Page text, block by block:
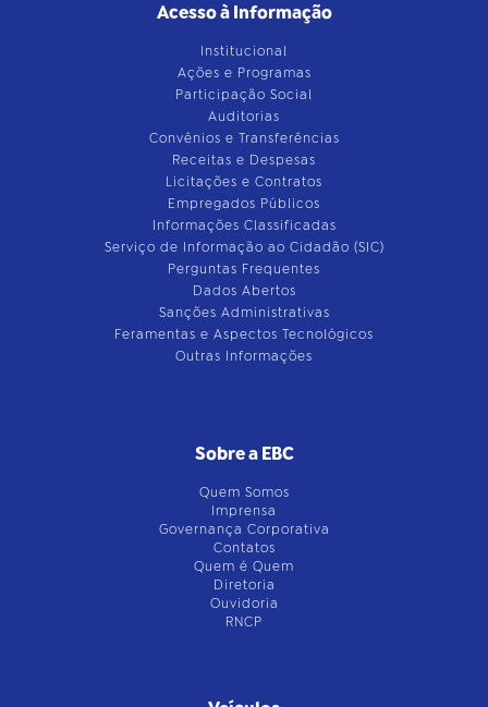
Acesso à Informação
Institucional
Ações e Programas
Participação Social
Auditorias
Convênios e Transferências
Receitas e Despesas
Licitações e Contratos
Empregados Públicos
Informações Classificadas
Serviço de Informação ao Cidadão (SIC)
Perguntas Frequentes
Dados Abertos
Sanções Administrativas
Feramentas e Aspectos Tecnológicos
Outras Informações
Sobre a EBC
Quem Somos
Imprensa
Governança Corporativa
Contatos
Quem é Quem
Diretoria
Ouvidoria
RNCP